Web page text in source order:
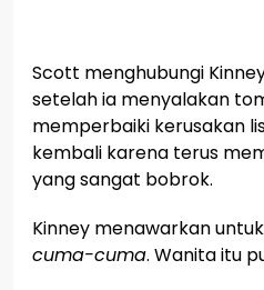
Scott menghubungi
setelah ia menyalakan
memperbaiki kerusakan
kembali karena terus
yang sangat bobrok.
Kinney menawarkan
cuma-cuma. Wanita itu